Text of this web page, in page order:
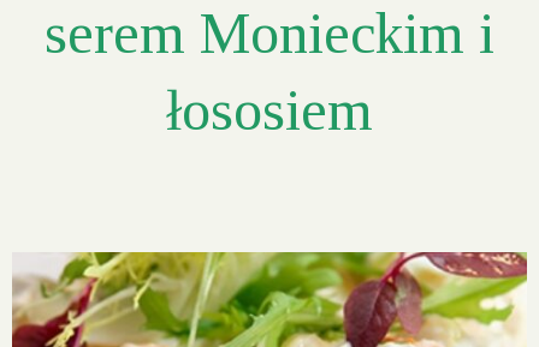
serem Monieckim i
łososiem